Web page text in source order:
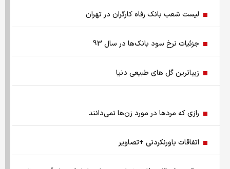
چرا ایران با وجود تورم ۵۰ درصدی، ابرتورمی نشده است؟
چرا نباید از انس جهانی غافل شد؟ تحلیل فاندامنتال طلا در سال
۲۰۲۶
نقش ربات جوشکاری در افزایش کیفیت و سرعت تولید صنایع
هزینه سفر به دبی بعد از جنگ رمضان/ قیمت بلیت تهران - دبی
لیست شعب بانک رفاه کارگران در تهران
جزئیات نرخ سود بانک‌ها در سال 93
زیباترین گل های طبیعی دنیا
رازی كه مردها در مورد زن‌ها نمی‌دانند
اتفاقات باورنکردنی +تصاویر